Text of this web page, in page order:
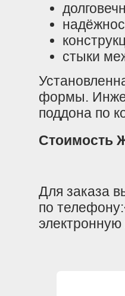
стыки
формы.
поддона по
Стоимость
Для заказа
по телефону:
электронную